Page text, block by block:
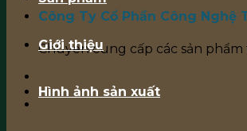
Công Ty Cổ Phần Công Nghệ
Chuyên cung cấp các sản phẩm
Giới thiệu
Hình ảnh sản xuất